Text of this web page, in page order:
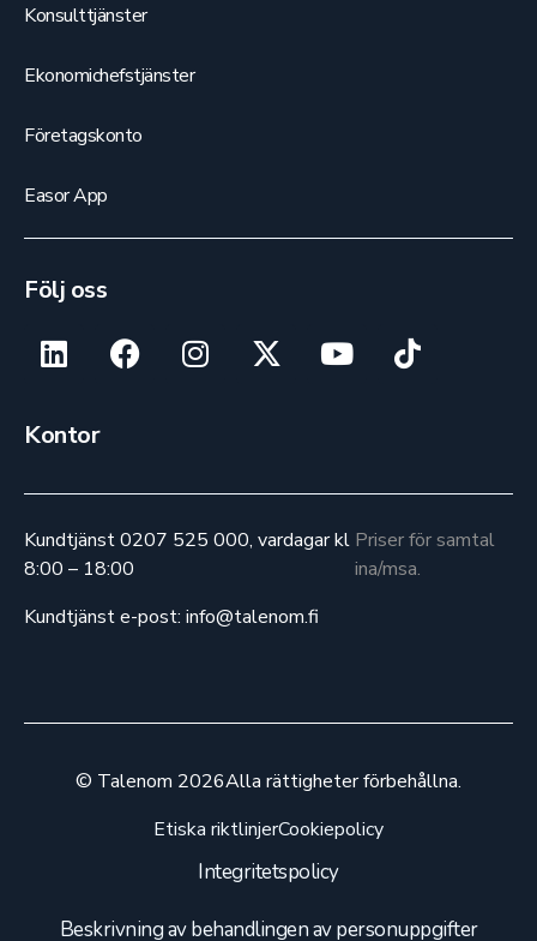
Konsulttjänster
Ekonomichefstjänster
Företagskonto
Easor App
Följ oss
Kontor
Kundtjänst 0207 525 000, vardagar kl
8:00 – 18:00
Kundtjänst e-post: info@talenom.fi
Priser för samtal
ina/msa.
© Talenom 2026Alla rättigheter förbehållna.
Etiska riktlinjerCookiepolicy
Integritetspolicy
Beskrivning av behandlingen av personuppgifter